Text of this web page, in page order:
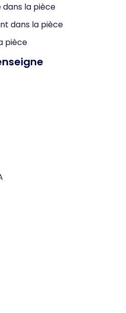
dans la pièce
dans la pièce
pièce